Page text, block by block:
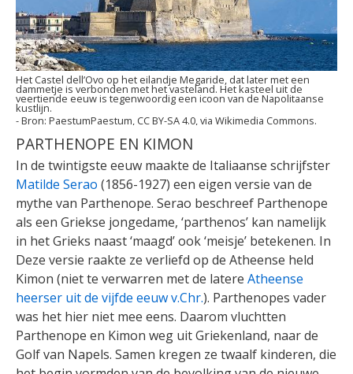
Het Castel dell’Ovo op het eilandje Megaride, dat later met een
dammetje is verbonden met het vasteland. Het kasteel uit de
veertiende eeuw is tegenwoordig een icoon van de Napolitaanse
kustlijn.
PaestumPaestum, CC BY-SA 4.0, via Wikimedia Commons.
PARTHENOPE EN KIMON
In de twintigste eeuw maakte de Italiaanse schrijfster
Matilde Serao (1856-1927) een eigen versie van de
mythe van Parthenope. Serao beschreef Parthenope
als een Griekse jongedame, ‘parthenos’ kan namelijk
in het Grieks naast ‘maagd’ ook ‘meisje’ betekenen. In
Deze versie raakte ze verliefd op de Atheense held
Kimon (niet te verwarren met de latere Atheense
heerser uit de vijfde eeuw v.Chr.). Parthenopes vader
was het hier niet mee eens. Daarom vluchtten
Parthenope en Kimon weg uit Griekenland, naar de
Golf van Napels. Samen kregen ze twaalf kinderen, die